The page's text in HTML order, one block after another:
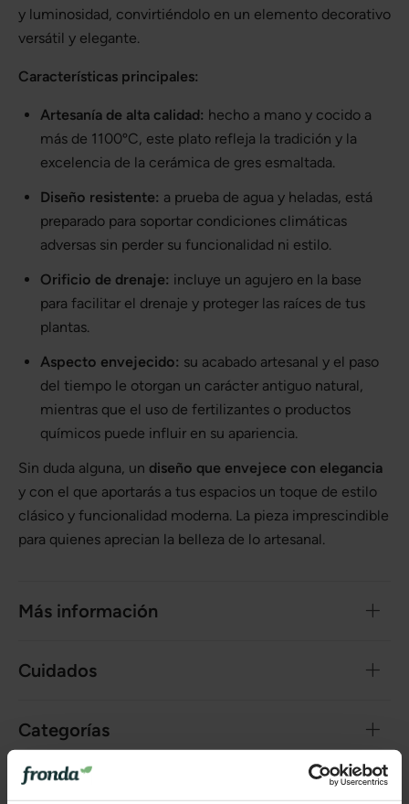
y luminosidad, convirtiéndolo en un elemento decorativo
versátil y elegante.
Características principales:
Artesanía de alta calidad: hecho a mano y cocido a
más de 1100ºC, este plato refleja la tradición y la
excelencia de la cerámica de gres esmaltada.
Diseño resistente: a prueba de agua y heladas, está
preparado para soportar condiciones climáticas
adversas sin perder su funcionalidad ni estilo.
Orificio de drenaje: incluye un agujero en la base
para facilitar el drenaje y proteger las raíces de tus
plantas.
Aspecto envejecido: su acabado artesanal y el paso
del tiempo le otorgan un carácter antiguo natural,
mientras que el uso de fertilizantes o productos
químicos puede influir en su apariencia.
Sin duda alguna, un diseño que envejece con elegancia
y con el que aportarás a tus espacios un toque de estilo
clásico y funcionalidad moderna. La pieza imprescindible
para quienes aprecian la belleza de lo artesanal.
Más información
Cuidados
Categorías